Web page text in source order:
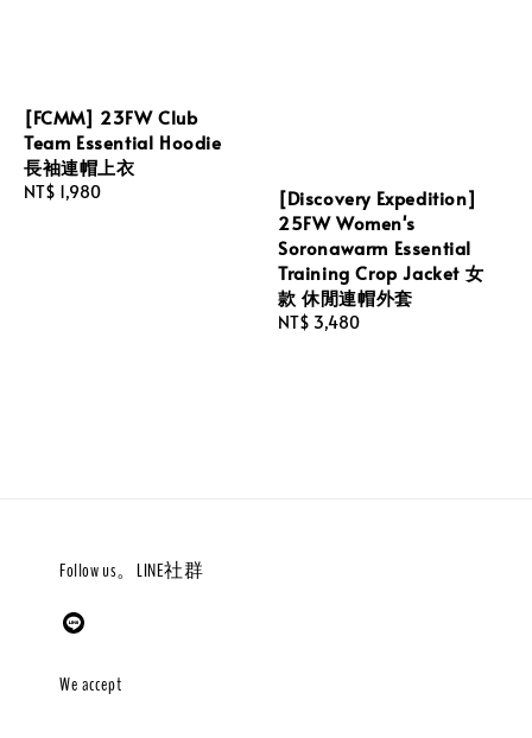
[FCMM] 23FW Club
Team Essential Hoodie
長袖連帽上衣
Regular
NT$ 1,980
[Discovery Expedition]
25FW Women's
Soronawarm Essential
Training Crop Jacket 女
款 休閒連帽外套
Regular
NT$ 3,480
Follow us。LINE社群
We accept